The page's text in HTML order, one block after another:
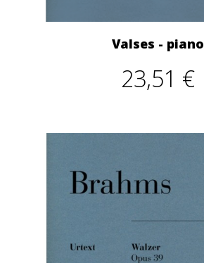
Valses - piano
23,51 €